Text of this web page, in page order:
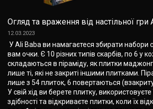
Огляд та враження від настільної гри
12.03.2023
У Ali Baba ви намагаєтеся збирати набори
вам очки. Є 10 різних типів скарбів, по 6 у
складаються в піраміду, як плитки
лише ті, які не закриті іншими плитками.
лише з 54 плиток, 6 повертаються
У свій хід ви берете плитку, використовуєте
здібності та відкриваєте плитки, коли їх